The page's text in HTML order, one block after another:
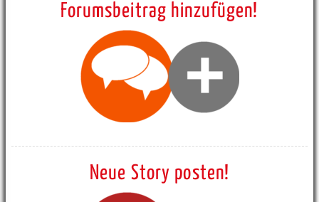
Forumsbeitrag hinzufügen!
Neue Story posten!